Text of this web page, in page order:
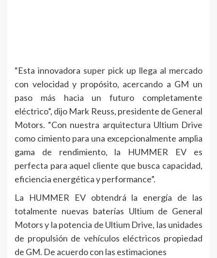
“Esta innovadora super pick up llega al mercado
con velocidad y propósito, acercando a GM un
paso más hacia un futuro completamente
eléctrico”, dijo Mark Reuss, presidente de General
Motors. “Con nuestra arquitectura Ultium Drive
como cimiento para una excepcionalmente amplia
gama de rendimiento, la HUMMER EV es
perfecta para aquel cliente que busca capacidad,
eficiencia energética y performance”.
La HUMMER EV obtendrá la energía de las
totalmente nuevas baterías Ultium de General
Motors y la potencia de Ultium Drive, las unidades
de propulsión de vehículos eléctricos propiedad
de GM. De acuerdo con las estimaciones